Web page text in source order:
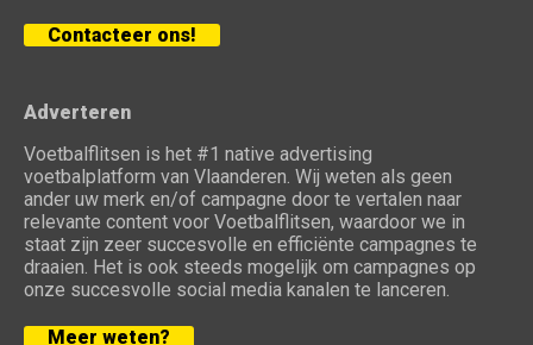
Contacteer ons!
Adverteren
Voetbalflitsen is het #1 native advertising
voetbalplatform van Vlaanderen. Wij weten als geen
ander uw merk en/of campagne door te vertalen naar
relevante content voor Voetbalflitsen, waardoor we in
staat zijn zeer succesvolle en efficiënte campagnes te
draaien. Het is ook steeds mogelijk om campagnes op
onze succesvolle social media kanalen te lanceren.
Meer weten?